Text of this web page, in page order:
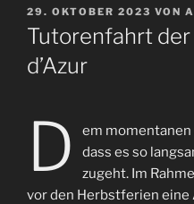
VERÖFFENTLICHT
AM
29. OKTOBER 2023 VON
Tutorenfahrt der
d’Azur
D
em
dass es so
zugeht. Im
vor den Herbstferien